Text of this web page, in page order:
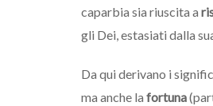
caparbia sia riuscita a
gli Dei, estasiati dalla
Da qui derivano i
ma anche la fortuna